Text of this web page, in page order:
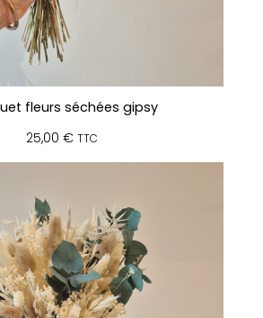
fleurs séchées gipsy
25,00 € TTC